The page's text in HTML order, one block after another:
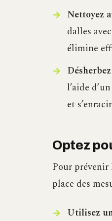
Nettoyez
dalles
élimine
l’aide
et
Optez
Pour prévenir
place des
Utilisez